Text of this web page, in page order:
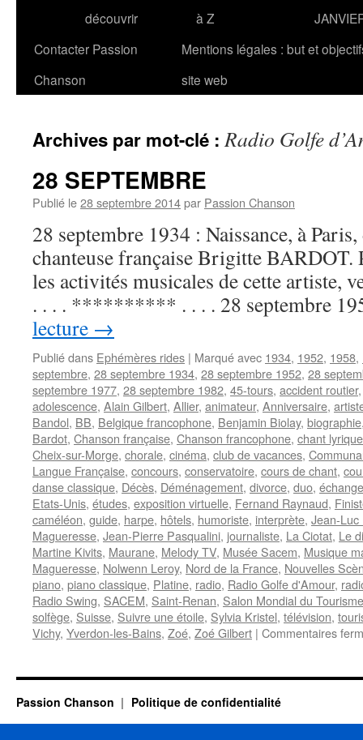
découvrir
à Z
Contacter Passion
Chanson
Mentions légales : but et
site web
Archives par mot-clé :Radio Golfe
28 SEPTEMBRE
Publié le28 septembre 2014par Passion Chanson
28 septembre 1934 : Naissance, à
chanteuse française Brigitte BARDOT.
les activités musicales de cette artiste,
. . . . ********** . . . . 28 septembre
lecture →
Publié dans Ephémères rides | Marqué avec 1934, 1952, 1958,
septembre, 28 septembre 1934, 28 septembre 1952, 28
septembre 1977, 28 septembre 1982, 45-tours, accident routier
adolescence, Alain Gilbert, Allier, animateur, Anniversaire,
Bandol, BB, Belgique francophone, Benjamin Biolay, biographie
Bardot, Chanson française, Chanson francophone, chant lyrique
Cheix-sur-Morge, chorale, cinéma, club de vacances,
Langue Française, concours, conservatoire, cours de chant,
danse classique, Décès, Déménagement, divorce, duo,
Etats-Unis, études, exposition virtuelle, Fernand Raynaud,
caméléon, guide, harpe, hôtels, humoriste, interprète, Jean-Luc
Magueresse, Jean-Pierre Pasqualini, journaliste, La Ciotat, Le
Martine Kivits, Maurane, Melody TV, Musée Sacem, Musique
Magueresse, Nolwenn Leroy, Nord de la France, Nouvelles
piano, piano classique, Platine, radio, Radio Golfe d'Amour,
Radio Swing, SACEM, Saint-Renan, Salon Mondial du
solfège, Suisse, Suivre une étoile, Sylvia Kristel, télévision,
Vichy, Yverdon-les-Bains, Zoé, Zoé Gilbert | Commentaires
Passion Chanson Politique de confidentialité